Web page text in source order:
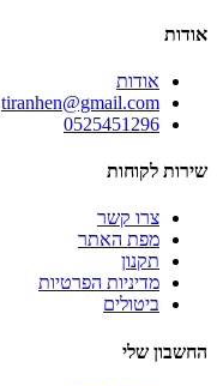
אודות
אודות
tiranhen@gmail.com
0525451296
שירות לקוחות
צרו קשר
מפת האתר
תקנון
מדיניות הפרטיות
ביטולים
החשבון שלי